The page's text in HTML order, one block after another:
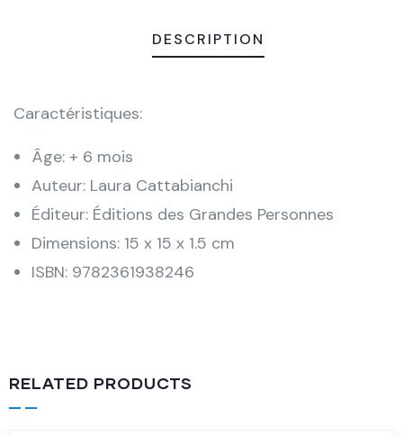
DESCRIPTION
Caractéristiques:
Âge: + 6 mois
Auteur: Laura Cattabianchi
Éditeur: Éditions des Grandes Personnes
Dimensions: 15 x 15 x 1.5 cm
ISBN: 9782361938246
RELATED PRODUCTS